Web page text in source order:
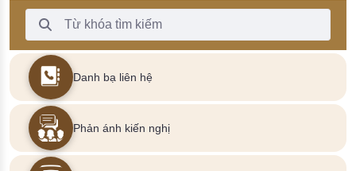
Thanh Tìm kiếm
Danh bạ liên hệ
Phản ánh kiến nghị